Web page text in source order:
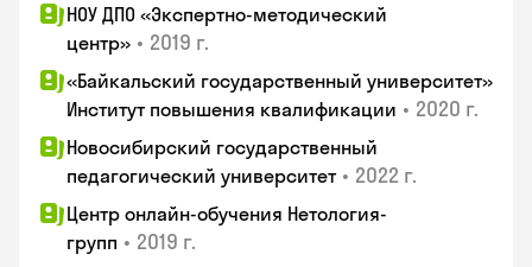
НОУ ДПО «Экспертно-методический
центр» • 2019 г.
«Байкальский государственный университет»
Институт повышения квалификации • 2020 г.
Новосибирский государственный
педагогический университет • 2022 г.
Центр онлайн-обучения Нетология-
групп • 2019 г.